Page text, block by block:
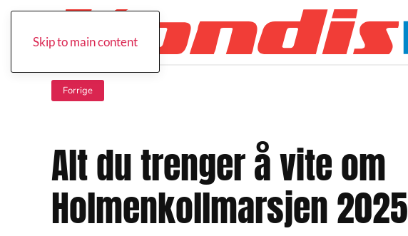
Skip to main content
Forrige
Alt du trenger å vite om
Holmenkollmarsjen 2025